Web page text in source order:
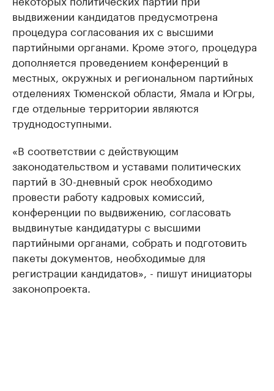
выдвижении кандидатов предусмотрена
процедура согласования их с высшими
партийными органами. Кроме этого, процедура
дополняется проведением конференций в
местных, окружных и региональном партийных
отделениях Тюменской области, Ямала и Югры,
где отдельные территории являются
труднодоступными.
«В соответствии с действующим
законодательством и уставами политических
партий в 30-дневный срок необходимо
провести работу кадровых комиссий,
конференции по выдвижению, согласовать
выдвинутые кандидатуры с высшими
партийными органами, собрать и подготовить
пакеты документов, необходимые для
регистрации кандидатов», - пишут инициаторы
законопроекта.